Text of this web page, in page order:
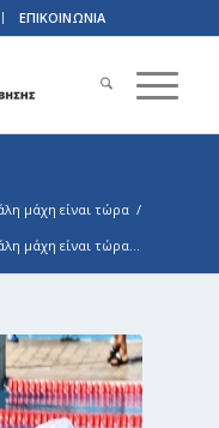
ΕΠΙΚΟΙΝΩΝΙΑ
μάχη είναι τώρα /
μάχη είναι τώρα...